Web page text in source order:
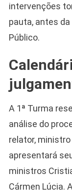
intervenções
pauta, antes
Público.
A 1ª Turma
análise do
relator, ministro
apresentará
ministros
Cármen Lúcia.